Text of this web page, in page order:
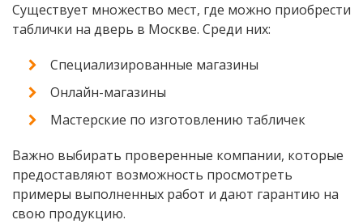
Существует множество мест, где можно приобрести
таблички на дверь в Москве. Среди них:
Специализированные магазины
Онлайн-магазины
Мастерские по изготовлению табличек
Важно выбирать проверенные компании, которые
предоставляют возможность просмотреть
примеры выполненных работ и дают гарантию на
свою продукцию.